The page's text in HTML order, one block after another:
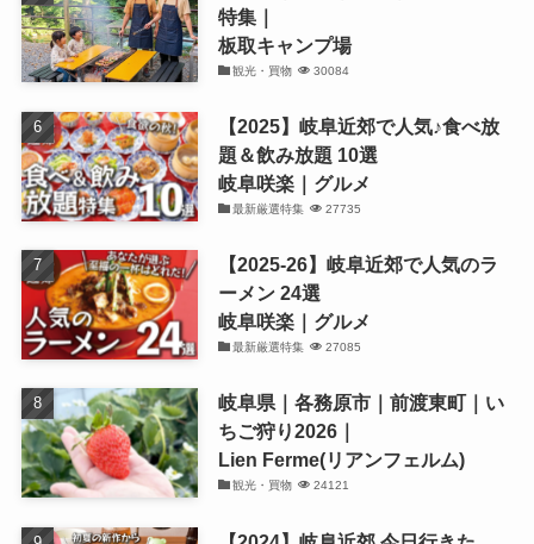
特集｜
板取キャンプ場
観光・買物 30084
【2025】岐阜近郊で人気♪食べ放
題＆飲み放題 10選
岐阜咲楽｜グルメ
最新厳選特集 27735
【2025-26】岐阜近郊で人気のラ
ーメン 24選
岐阜咲楽｜グルメ
最新厳選特集 27085
岐阜県｜各務原市｜前渡東町｜い
ちご狩り2026｜
Lien Ferme(リアンフェルム)
観光・買物 24121